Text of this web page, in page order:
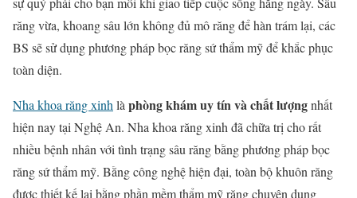
răng vừa, khoang sâu lớn không đủ mô răng để hàn trám lại, các
BS sẽ sử dụng phương pháp bọc răng sứ thẩm mỹ để khắc phục
toàn diện.
Nha khoa răng xinh là phòng khám uy tín và chất lượngnhất
hiện nay tại Nghệ An. Nha khoa răng xinh đã chữa trị cho rất
nhiều bệnh nhân với tình trạng sâu răng bằng phương pháp bọc
răng sứ thẩm mỹ. Bằng công nghệ hiện đại, toàn bộ khuôn răng
được thiết kế lại bằng phần mềm thẩm mỹ răng chuyên dụng